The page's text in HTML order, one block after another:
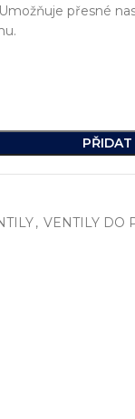
nikde na světě.
přesné
, VENTILY DO